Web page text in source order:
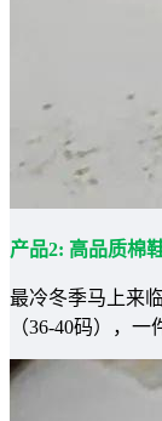
产品2: 高品质棉
最冷冬季马上来
（36-40码），